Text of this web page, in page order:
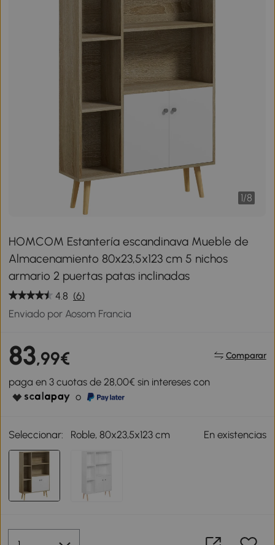
1/8
HOMCOM Estantería escandinava Mueble de
Almacenamiento 80x23,5x123 cm 5 nichos
armario 2 puertas patas inclinadas
4.8 (6)
Enviado por Aosom Francia
83,99€ Comparar
paga en 3 cuotas de 28,00€ sin intereses con
o
Seleccionar: Roble, 80x23,5x123 cm En existencias